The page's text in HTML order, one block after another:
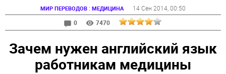
МИР ПЕРЕВОДОВ : МЕДИЦИНА 14 Сен 2014 , 00:50
0
7470
Зачем нужен английский язык
работникам медицины